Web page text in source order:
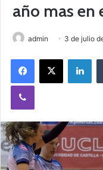
año mas en
admin 3 de julio